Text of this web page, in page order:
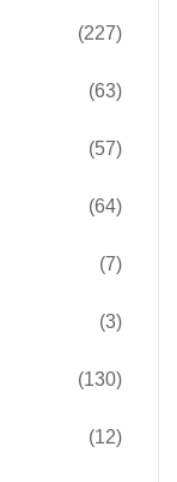
(227)
(63)
(57)
(64)
(7)
(3)
(130)
(12)